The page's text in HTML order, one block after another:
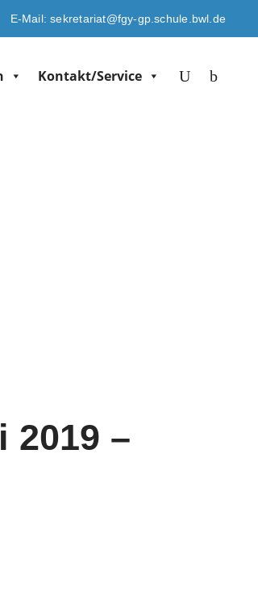
E-Mail: sekretariat@fgy-gp.schule.bwl.de
Kontakt/Service
2019 –